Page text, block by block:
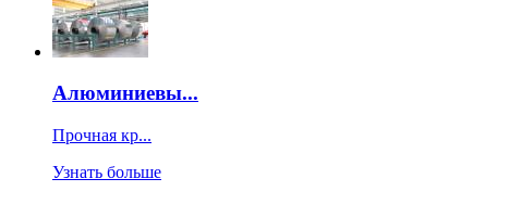
Алюминиевы...
Прочная кр...
Узнать больше